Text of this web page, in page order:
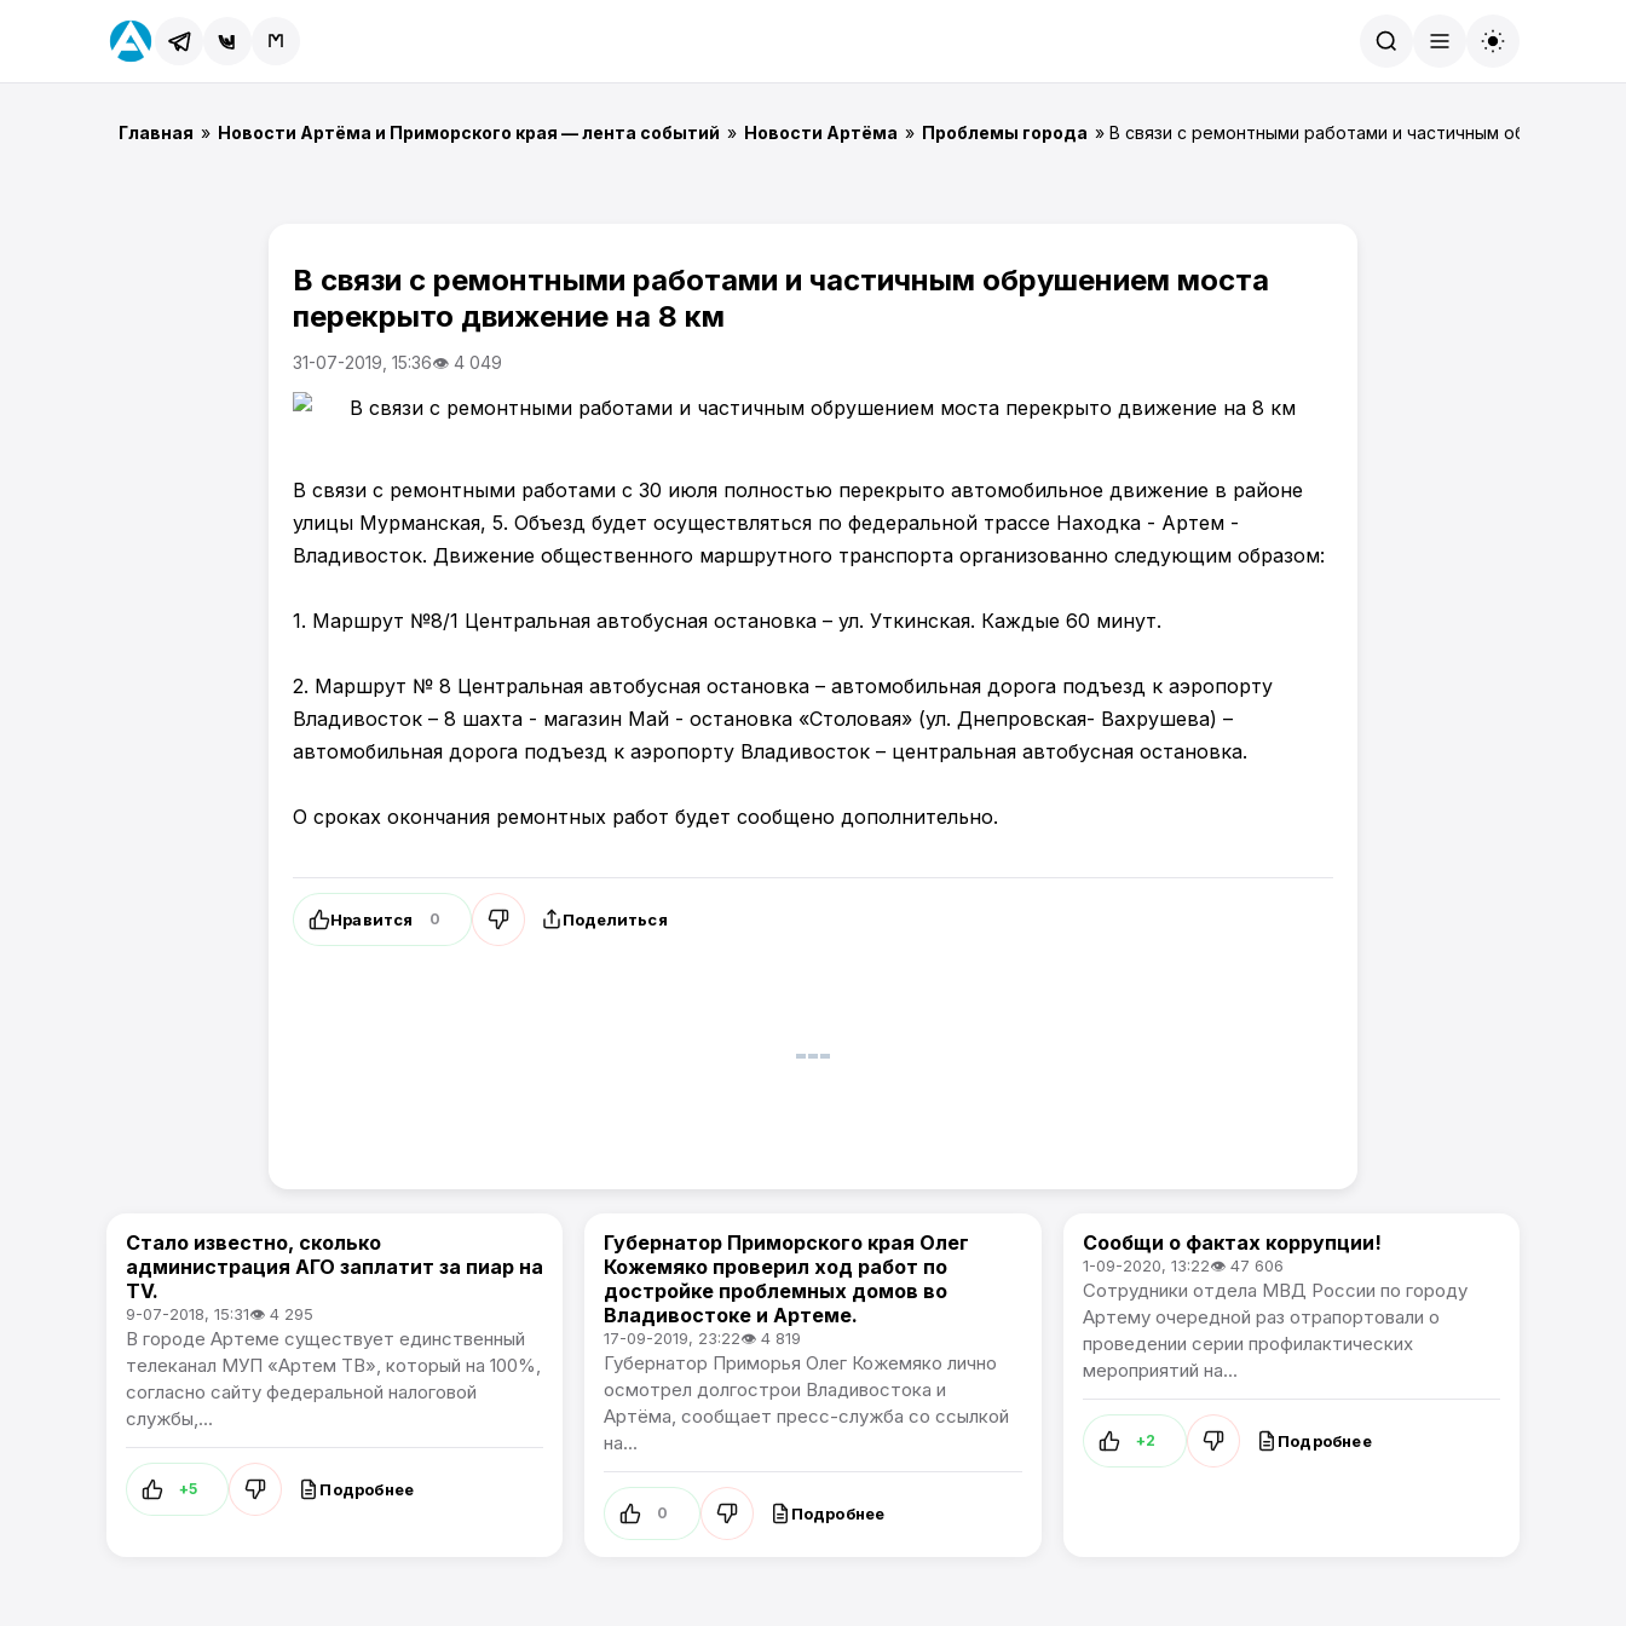
Главная » Новости Артёма и Приморского края — лента событий » Новости Артёма » Проблемы города » В связи с ремонтными работами и частичным обрушением
В связи с ремонтными работами и частичным обрушением моста
перекрыто движение на 8 км
31-07-2019, 15:36👁 4 049
В связи с ремонтными работами с 30 июля полностью перекрыто автомобильное движение в районе
улицы Мурманская, 5. Объезд будет осуществляться по федеральной трассе Находка - Артем -
Владивосток. Движение общественного маршрутного транспорта организованно следующим образом:
1. Маршрут №8/1 Центральная автобусная остановка – ул. Уткинская. Каждые 60 минут.
2. Маршрут № 8 Центральная автобусная остановка – автомобильная дорога подъезд к аэропорту
Владивосток – 8 шахта - магазин Май - остановка «Столовая» (ул. Днепровская- Вахрушева) –
автомобильная дорога подъезд к аэропорту Владивосток – центральная автобусная остановка.
О сроках окончания ремонтных работ будет сообщено дополнительно.
Нравится 0 Поделиться
Проблемы города
Стало известно, сколько
администрация АГО заплатит за пиар на
TV.
9-07-2018, 15:31👁 4 295
В городе Артеме существует единственный
телеканал МУП «Артем ТВ», который на 100%,
согласно сайту федеральной налоговой
службы,...
+5 Подробнее
Проблемы города
Губернатор Приморского края Олег
Кожемяко проверил ход работ по
достройке проблемных домов во
Владивостоке и Артеме.
17-09-2019, 23:22👁 4 819
Губернатор Приморья Олег Кожемяко лично
осмотрел долгострои Владивостока и
Артёма, сообщает пресс-служба со ссылкой
на...
0 Подробнее
Проблемы города / Артемпортал
Сообщи о фактах коррупции!
1-09-2020, 13:22👁 47 606
Сотрудники отдела МВД России по городу
Артему очередной раз отрапортовали о
проведении серии профилактических
мероприятий на...
+2 Подробнее